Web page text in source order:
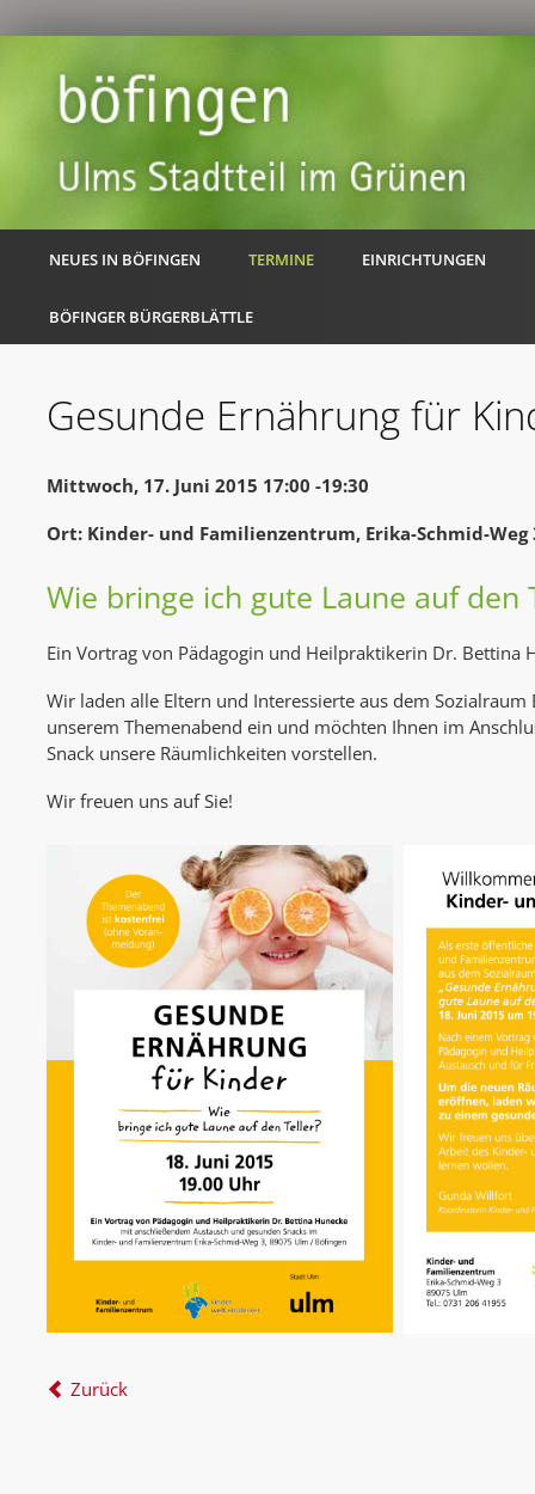
NEUES IN BÖFINGEN TERMINE EINRICHTUNGEN
BÖFINGER BÜRGERBLÄTTLE
Gesunde Ernährung für
Mittwoch, 17. Juni 2015 17:00 -19:30
Ort: Kinder- und Familienzentrum, Erika-Schmid-Weg
Wie bringe ich gute Laune auf den
Ein Vortrag von Pädagogin und Heilpraktikerin Dr. Bettina
Wir laden alle Eltern und Interessierte aus dem
unserem Themenabend ein und möchten Ihnen im
Snack unsere Räumlichkeiten vorstellen.
Wir freuen uns auf Sie!
Zurück